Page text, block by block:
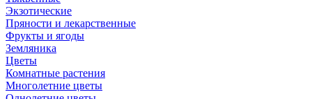
Экзотические
Пряности и лекарственные
Фрукты и ягоды
Земляника
Цветы
Комнатные растения
Многолетние цветы